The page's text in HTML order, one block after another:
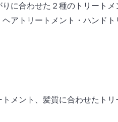
に合わせた２種のトリートメ
アトリートメント・ハンドト
メント、髪質に合わせたト